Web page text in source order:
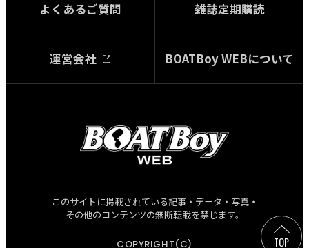
TOP
よくあるご質問 雑誌定期購読
運営会社 BOATBoy WEBについて
このサイトに掲載されている記事・データ・写真・
その他のコンテンツの無断転載を禁じます。
COPYRIGHT(C)